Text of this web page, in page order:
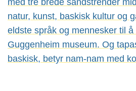
med tre brede sandstrender
natur, kunst, baskisk kultur og
eldste språk og mennesker til å
Guggenheim museum. Og
baskisk, betyr nam-nam med